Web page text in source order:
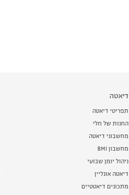
דיאטה
תפריטי דיאטה
החנות של חלי
מחשבוני דיאטה
מחשבון BMI
ניהול יומן שבועי
דיאטה אונליין
מתכונים דיאטטיים